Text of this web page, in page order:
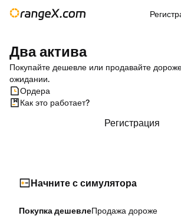
Два актива
Покупайте дешевле или продавайте
ожидании.
Ордера
Как это работает?
Регистрация
Начните с симулятора
Покупка дешевлеПродажа дороже